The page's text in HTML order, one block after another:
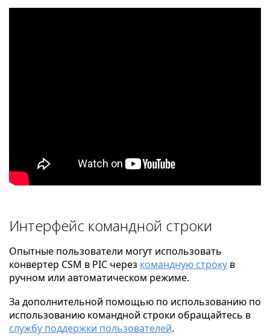
Интерфейс командной строки
Опытные пользователи могут использовать
конвертер CSM в PIC через командную строку в
ручном или автоматическом режиме.
За дополнительной помощью по использованию по
использованию командной строки обращайтесь в
службу поддержки пользователей.